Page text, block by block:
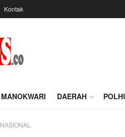
Kontak
MANOKWARI DAERAH
NASIONAL